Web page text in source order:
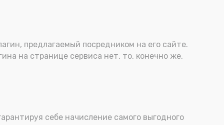
предлагаемый посредником на его сайте.
на странице сервиса нет, то, конечно же,
себе начисление самого выгодного